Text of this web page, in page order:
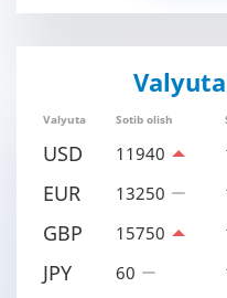
Valyuta Sotib olish
USD 11940
EUR 13250
GBP 15750
JPY 60